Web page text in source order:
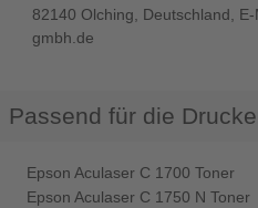
82140 Olching, Deutschland,
gmbh.de
Passend für die
Epson Aculaser C 1700 Toner
Epson Aculaser C 1750 N Toner